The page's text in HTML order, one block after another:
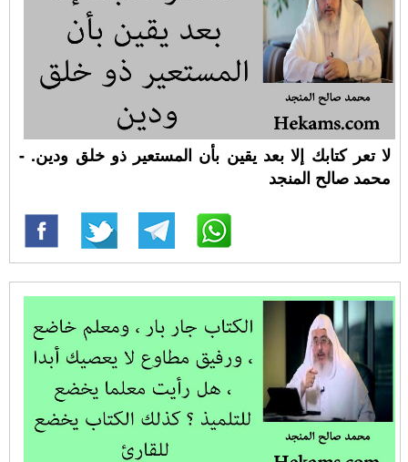
لا تعر كتابك إلا بعد يقين بأن المستعير ذو خلق ودين. -
محمد صالح المنجد